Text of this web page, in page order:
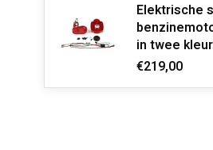
Elektrische
in twee
€219,00